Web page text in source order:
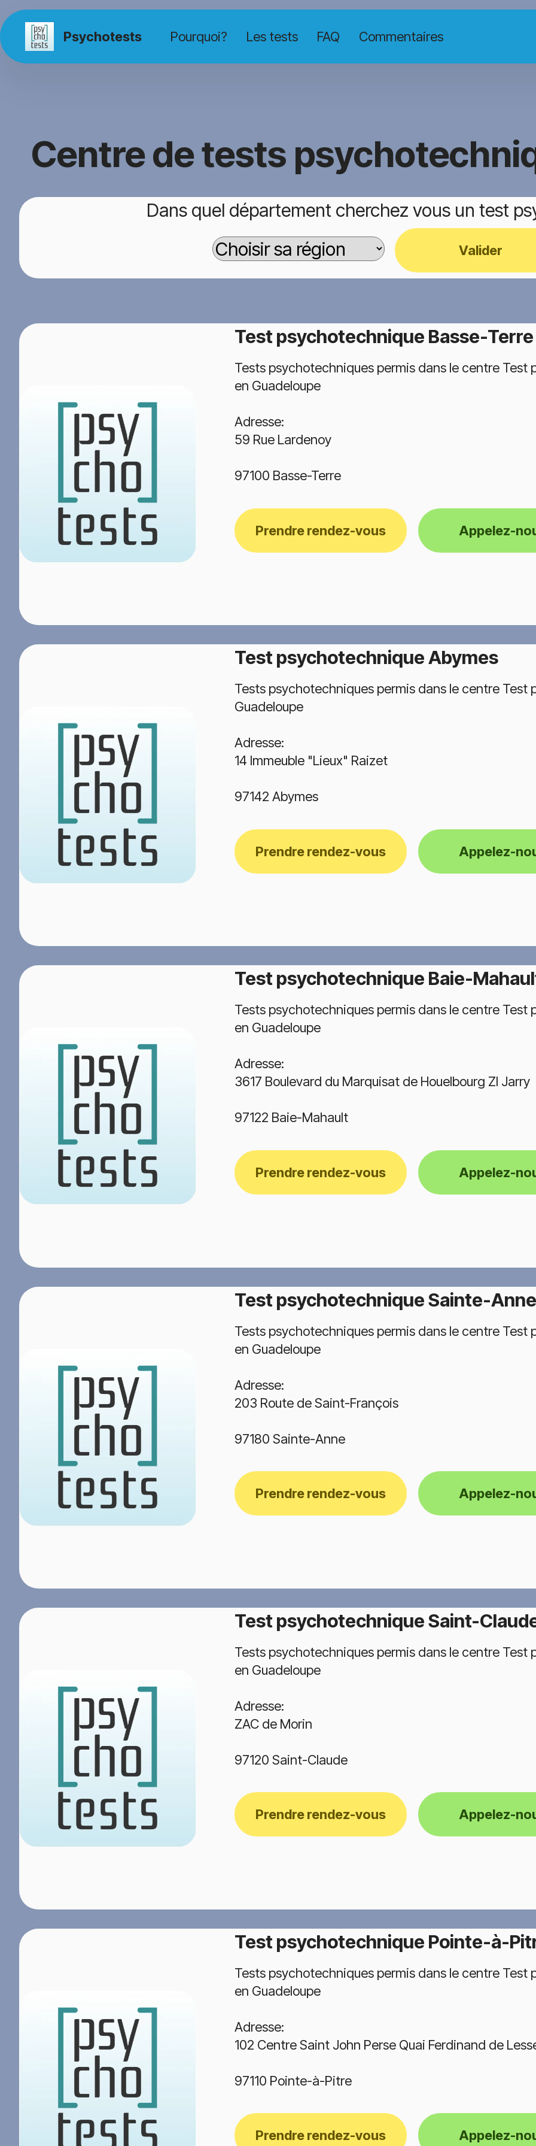
Psychotests Pourquoi? Les tests FAQ Commentaires
Centre de tests
Dans quel département cherchez vous un test
Valider
Test psychotechnique Basse-Terre
Tests psychotechniques permis dans le centre Test
en Guadeloupe
Adresse:
59 Rue Lardenoy
97100 Basse-Terre
Prendre rendez-vous Appelez-
Test psychotechnique Abymes
Tests psychotechniques permis dans le centre Test
Guadeloupe
Adresse:
14 Immeuble "Lieux" Raizet
97142 Abymes
Prendre rendez-vous Appelez-
Test psychotechnique Baie-
Tests psychotechniques permis dans le centre
en Guadeloupe
Adresse:
3617 Boulevard du Marquisat de Houelbourg ZI Jarry
97122 Baie-Mahault
Prendre rendez-vous Appelez-
Test psychotechnique Sainte-Anne
Tests psychotechniques permis dans le centre
en Guadeloupe
Adresse:
203 Route de Saint-François
97180 Sainte-Anne
Prendre rendez-vous Appelez-
Test psychotechnique Saint-
Tests psychotechniques permis dans le centre
en Guadeloupe
Adresse:
ZAC de Morin
97120 Saint-Claude
Prendre rendez-vous Appelez-
Test psychotechnique Pointe-à-
Tests psychotechniques permis dans le centre
en Guadeloupe
Adresse:
102 Centre Saint John Perse Quai Ferdinand de
97110 Pointe-à-Pitre
Prendre rendez-vous Appelez-